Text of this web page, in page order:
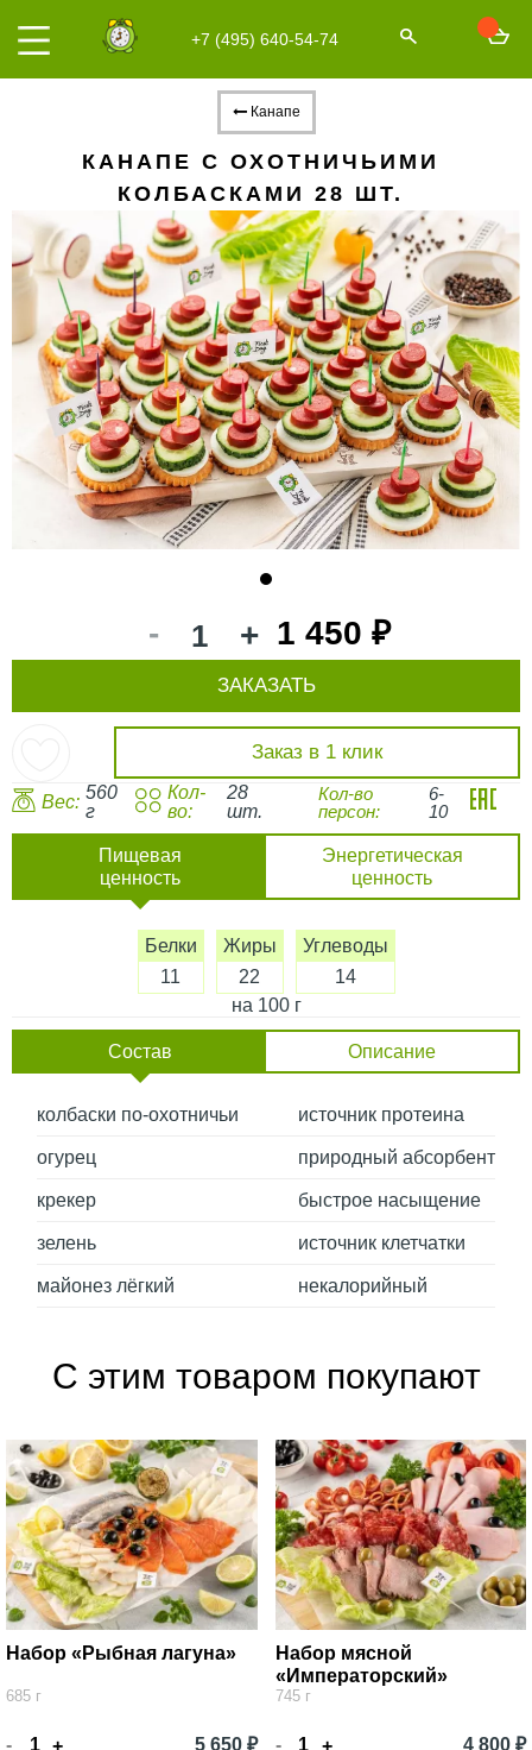
+7 (495) 640-54-74
Канапе
КАНАПЕ С ОХОТНИЧЬИМИ
КОЛБАСКАМИ 28 ШТ.
- + 1 450 ₽
Заказ в 1 клик
ЗАКАЗАТЬ
Вес: 560
г
Кол-
во:
28
шт.
Кол-во
персон:
6-
10
Пищевая
ценность
Энергетическая
ценность
Белки
11
Жиры
22
Углеводы
14
на 100 г
Состав Описание
колбаски по-охотничьи источник протеина
огурец природный абсорбент
крекер быстрое насыщение
зелень источник клетчатки
майонез лёгкий некалорийный
С этим товаром покупают
Набор «Рыбная лагуна»
685 г
- + 5 650 ₽
Набор мясной
«Императорский»
745 г
- + 4 800 ₽